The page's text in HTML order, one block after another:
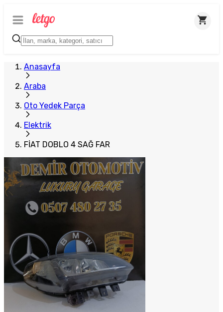
Anasayfa
Araba
Oto Yedek Parça
Elektrik
FİAT DOBLO 4 SAĞ FAR